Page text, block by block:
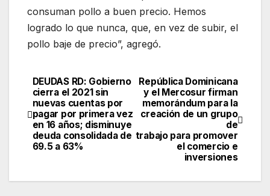
consuman pollo a buen precio. Hemos
logrado lo que nunca, que, en vez de subir, el
pollo baje de precio”, agregó.
Navegación
de
entradas
República Dominicana
y el Mercosur firman
memorándum para la
creación de un grupo
de
trabajo para promover
el comercio e
inversiones
DEUDAS RD: Gobierno
cierra el 2021 sin
nuevas cuentas por
pagar por primera vez
en 16 años; disminuye
deuda consolidada de
69.5 a 63%